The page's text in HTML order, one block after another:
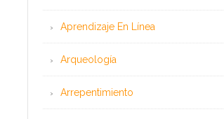
Aprendizaje En Línea
Arqueología
Arrepentimiento